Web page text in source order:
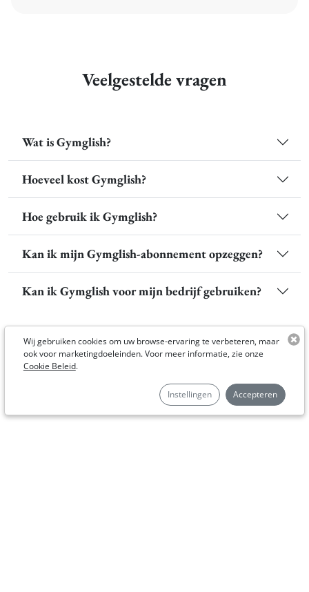
Veelgestelde vragen
Wat is Gymglish?
Hoeveel kost Gymglish?
Hoe gebruik ik Gymglish?
Kan ik mijn Gymglish-abonnement opzeggen?
Kan ik Gymglish voor mijn bedrijf gebruiken?
Wij gebruiken cookies om uw browse-ervaring te verbeteren, maar
ook voor marketingdoeleinden. Voor meer informatie, zie onze
Cookie Beleid.
Instellingen Accepteren